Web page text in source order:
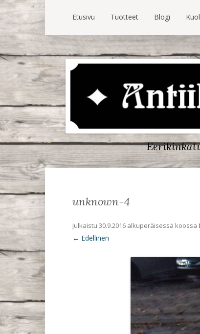
Etusivu Tuotteet Blogi
unknown-4
Julkaistu 30.9.2016 alkuperäisessä koossa
← Edellinen